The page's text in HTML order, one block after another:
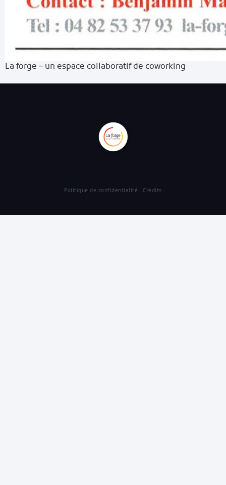
La forge – un espace collaboratif de coworking
Politique de confidentialité Crédits